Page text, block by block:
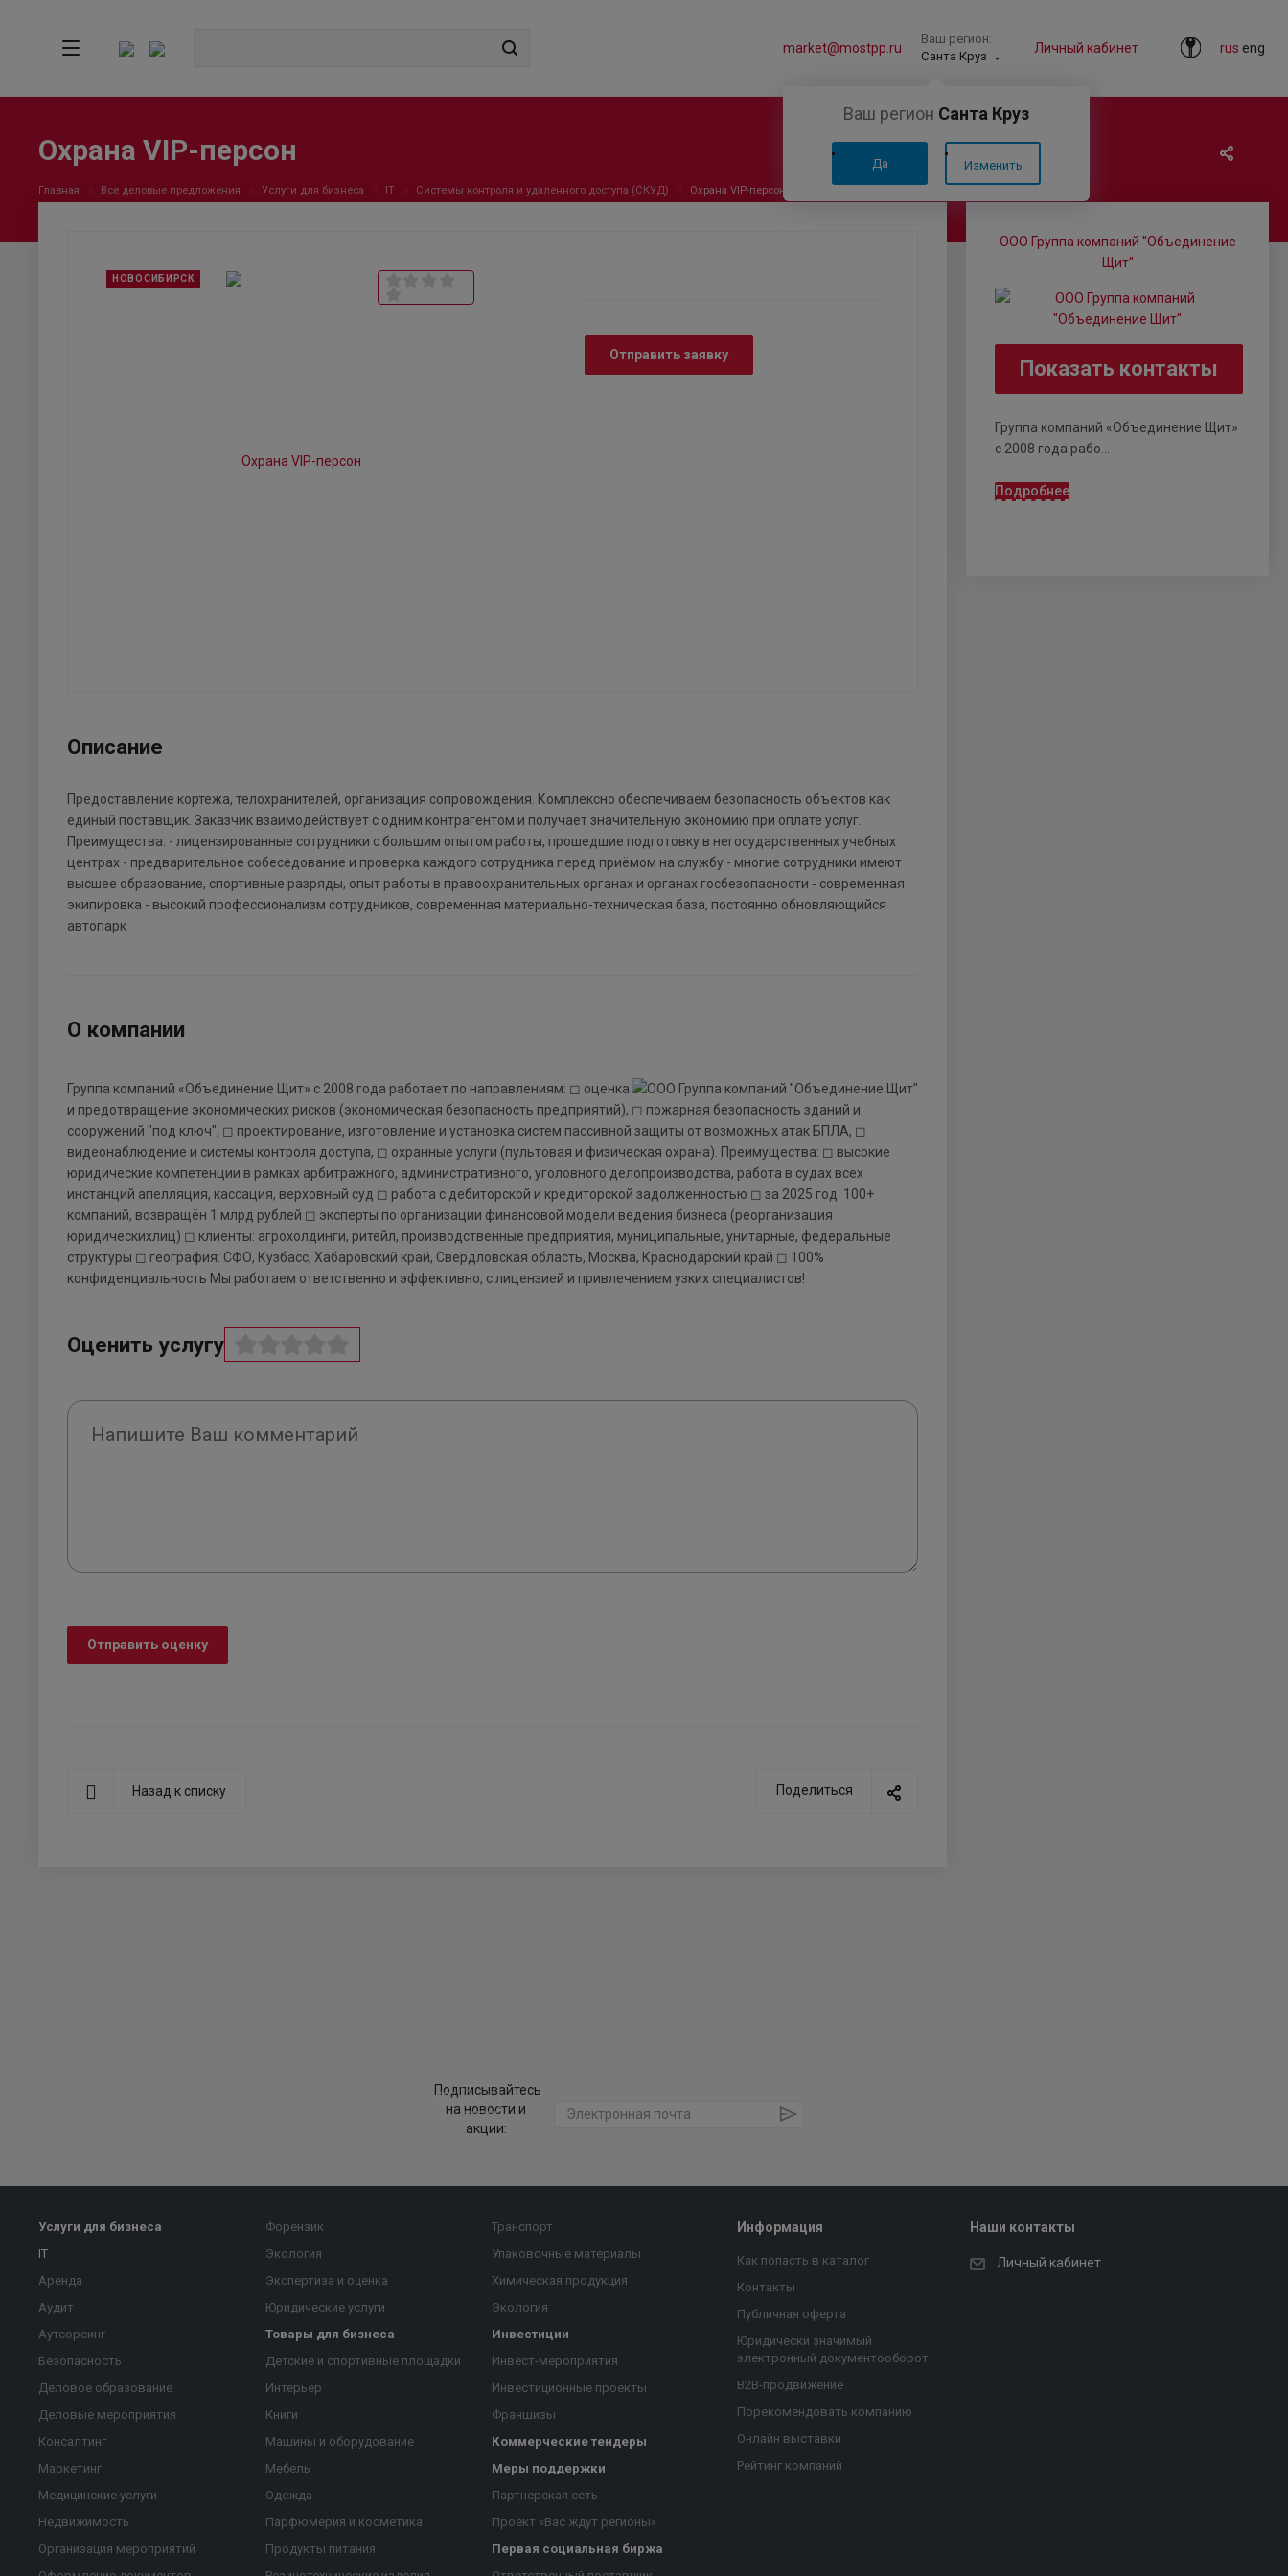
rus eng
Личный кабинет
Ваш регион:
Санта Круз
Ваш регион Санта Круз
Да Изменить
market@mostpp.ru
Охрана VIP-персон
Главная Все деловые предложения Услуги для бизнеса IT Системы контроля и удаленного доступа (СКУД) Охрана VIP-персон
ООО Группа компаний "Объединение
Щит"
Показать контакты
Группа компаний «Объединение Щит»
с 2008 года рабо...
Подробнее
НОВОСИБИРСК
Отправить заявку
Описание
Предоставление кортежа, телохранителей, организация сопровождения. Комплексно обеспечиваем безопасность объектов как
единый поставщик. Заказчик взаимодействует с одним контрагентом и получает значительную экономию при оплате услуг.
Преимущества: - лицензированные сотрудники с большим опытом работы, прошедшие подготовку в негосударственных учебных
центрах - предварительное собеседование и проверка каждого сотрудника перед приёмом на службу - многие сотрудники имеют
высшее образование, спортивные разряды, опыт работы в правоохранительных органах и органах госбезопасности - современная
экипировка - высокий профессионализм сотрудников, современная материально-техническая база, постоянно обновляющийся
автопарк
О компании
Группа компаний «Объединение Щит» с 2008 года работает по направлениям: ◻ оценка
и предотвращение экономических рисков (экономическая безопасность предприятий), ◻ пожарная безопасность зданий и
сооружений "под ключ", ◻ проектирование, изготовление и установка систем пассивной защиты от возможных атак БПЛА, ◻
видеонаблюдение и системы контроля доступа, ◻ охранные услуги (пультовая и физическая охрана). Преимущества: ◻ высокие
юридические компетенции в рамках арбитражного, административного, уголовного делопроизводства, работа в судах всех
инстанций апелляция, кассация, верховный суд ◻ работа с дебиторской и кредиторской задолженностью ◻ за 2025 год: 100+
компаний, возвращён 1 млрд рублей ◻ эксперты по организации финансовой модели ведения бизнеса (реорганизация
юридическихлиц) ◻ клиенты: агрохолдинги, ритейл, производственные предприятия, муниципальные, унитарные, федеральные
структуры ◻ география: СФО, Кузбасс, Хабаровский край, Свердловская область, Москва, Краснодарский край ◻ 100%
конфиденциальность Мы работаем ответственно и эффективно, с лицензией и привлечением узких специалистов!
Оценить услугу
Отправить оценку
Поделиться
Назад к списку
Подписывайтесь
на новости и
акции:
Услуги для бизнеса
IT
Аренда
Аудит
Аутсорсинг
Безопасность
Деловое образование
Деловые мероприятия
Консалтинг
Маркетинг
Медицинские услуги
Недвижимость
Организация мероприятий
Форензик
Экология
Экспертиза и оценка
Юридические услуги
Товары для бизнеса
Детские и спортивные площадки
Интерьер
Книги
Машины и оборудование
Мебель
Одежда
Парфюмерия и косметика
Продукты питания
Транспорт
Упаковочные материалы
Химическая продукция
Экология
Инвестиции
Инвест-мероприятия
Инвестиционные проекты
Франшизы
Коммерческие тендеры
Меры поддержки
Партнерская сеть
Проект «Вас ждут регионы»
Первая социальная биржа
Информация
Как попасть в каталог
Контакты
Публичная оферта
Юридически значимый
электронный документооборот
B2B-продвижение
Порекомендовать компанию
Онлайн выставки
Рейтинг компаний
Наши контакты
Личный кабинет